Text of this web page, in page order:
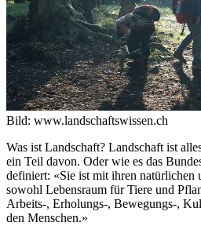
Bild: www.landschaftswissen.ch
Was ist Landschaft? Landschaft ist
ein Teil davon. Oder wie es das
definiert: «Sie ist mit ihren natürlichen
sowohl Lebensraum für Tiere und
Arbeits-, Erholungs-, Bewegungs-,
den Menschen.»